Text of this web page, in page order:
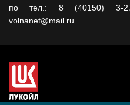
по тел.: 8 (40150) 3-
volnanet@mail.ru